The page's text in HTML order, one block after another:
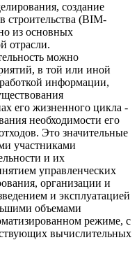
создание
строительства (BIM-
из основных
отрасли.
можно
в той или иной
информации,
его жизненного цикла -
необходимости его
Это значительные
участниками
и их
управленческих
организации и
и эксплуатацией
объемами
режиме, с
вычислительных